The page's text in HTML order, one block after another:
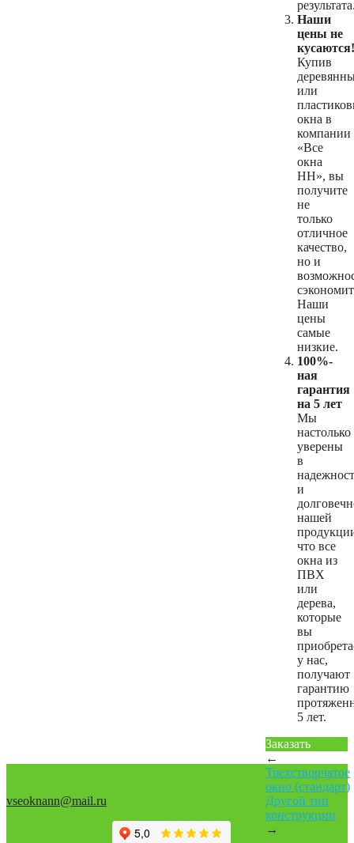
Наши
цены не
кусаются!
Купив
или
окна в
компании
«Все
окна
НН», вы
получите
не
только
отличное
качество,
но и
Наши
цены
самые
низкие.
100%-
ная
гарантия
на 5 лет
Мы
настолько
уверены
в
и
нашей
что все
окна из
ПВХ
или
дерева,
которые
вы
у нас,
получают
гарантию
5 лет.
Заказать
←
Трехстворчатое
окно (стандарт)
Другой тип
конструкции
→
vseoknann@mail.ru